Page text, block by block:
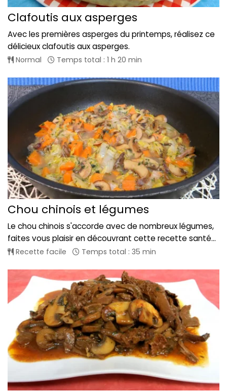
Clafoutis aux asperges
Avec les premières asperges du printemps, réalisez ce
délicieux clafoutis aux asperges.
Normal Temps total : 1 h 20 min
Chou chinois et légumes
Le chou chinois s'accorde avec de nombreux légumes,
faites vous plaisir en découvrant cette recette santé...
Recette facile Temps total : 35 min